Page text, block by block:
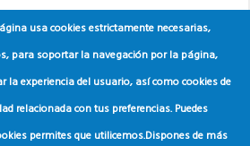
usa cookies estrictamente necesarias,
para soportar la navegación por la página,
la experiencia del usuario, así como cookies de
relacionada con tus preferencias. Puedes
permites que utilicemos.Dispones de más